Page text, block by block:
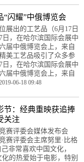
“闪耀”中俄博览会
展出的工艺品（6月17日
日，在哈尔滨国际会展中
届中俄博览会上，来自
美工艺品吸引了众多参
日，在哈尔滨国际会展中
届中俄博览会上，来自
06-18 09:48
节：经典重映获追捧
关注
赛评委会媒体发布会
赛评委会主席努里·比格
非常喜欢中国文化，
的热爱始于电影，特别